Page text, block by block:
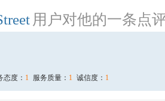
用户对他的一条点
态度： 1 服务质量： 1 诚信度： 1